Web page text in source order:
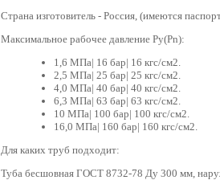
Страна изготовитель - Россия, (имеются
Максимальное рабочее давление Ру(Pn):
1,6 МПа| 16 бар| 16 кгс/см2.
2,5 МПа| 25 бар| 25 кгс/см2.
4,0 МПа| 40 бар| 40 кгс/см2.
6,3 МПа| 63 бар| 63 кгс/см2.
10 МПа| 100 бар| 100 кгс/см2.
16,0 МПа| 160 бар| 160 кгс/см2.
Для каких труб подходит:
Туба бесшовная ГОСТ 8732-78 Ду 300 мм,